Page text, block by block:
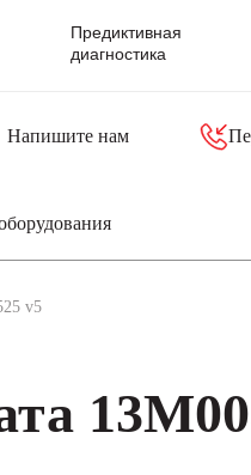
Предиктивная
диагностика
Напишите нам
v5